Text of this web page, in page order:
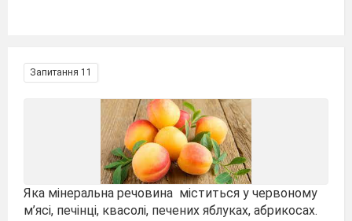
Запитання 11
Яка мінеральна речовина міститься у червоному
м’ясі, печінці, квасолі, печених яблуках, абрикосах.